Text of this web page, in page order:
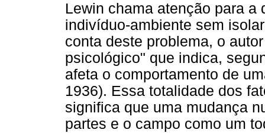
Lewin chama atenção para a
indivíduo-ambiente sem
conta deste problema, o
psicológico" que indica,
afeta o comportamento de
1936). Essa totalidade dos
significa que uma mudança
partes e o campo como um